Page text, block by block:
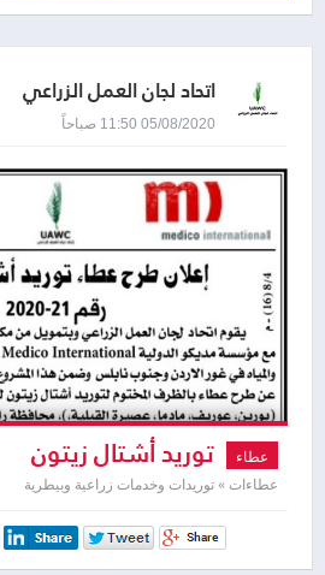
اتحاد لجان العمل الزراعي
05/08/2020 11:50 صباحاً
عطاء توريد أشتال زيتون
عطاءات » توريدات وخدمات زراعية وبيطرية